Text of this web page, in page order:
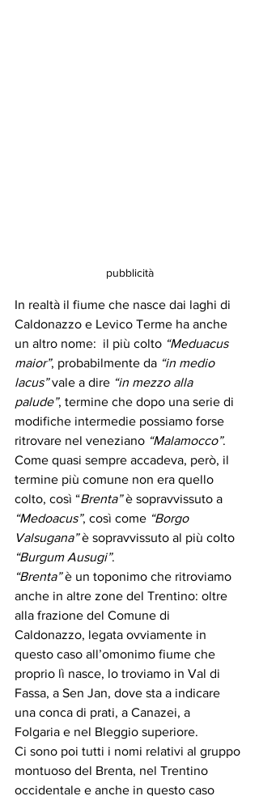
pubblicità
In realtà il fiume che nasce dai laghi di
Caldonazzo e Levico Terme ha anche
un altro nome:  il più colto “Meduacus
maior”, probabilmente da “in medio
lacus” vale a dire “in mezzo alla
palude”, termine che dopo una serie di
modifiche intermedie possiamo forse
ritrovare nel veneziano “Malamocco”.
Come quasi sempre accadeva, però, il
termine più comune non era quello
colto, così “Brenta” è sopravvissuto a
“Medoacus”, così come “Borgo
Valsugana” è sopravvissuto al più colto
“Burgum Ausugi”.
“Brenta” è un toponimo che ritroviamo
anche in altre zone del Trentino: oltre
alla frazione del Comune di
Caldonazzo, legata ovviamente in
questo caso all’omonimo fiume che
proprio lì nasce, lo troviamo in Val di
Fassa, a Sen Jan, dove sta a indicare
una conca di prati, a Canazei, a
Folgaria e nel Bleggio superiore.
Ci sono poi tutti i nomi relativi al gruppo
montuoso del Brenta, nel Trentino
occidentale e anche in questo caso